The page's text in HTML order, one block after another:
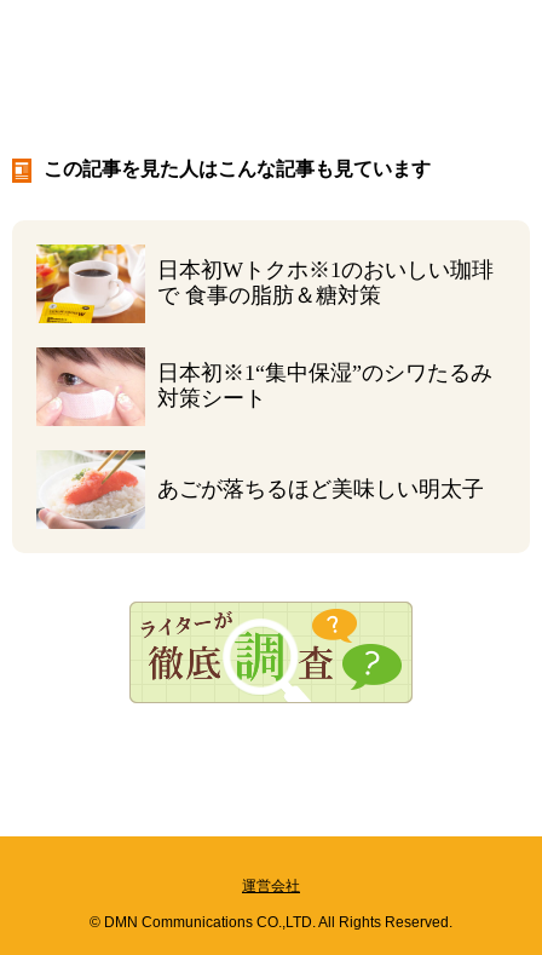
この記事を見た人はこんな記事も見ています
日本初Wトクホ※1のおいしい珈琲
で 食事の脂肪＆糖対策
日本初 ※1“集中保湿”のシワたるみ
対策シート
あごが落ちるほど美味しい明太子
運営会社
© DMN Communications CO.,LTD. All Rights Reserved.